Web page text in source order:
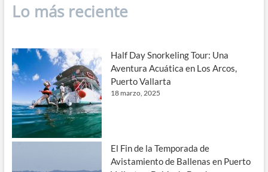
Lo más reciente
Half Day Snorkeling Tour: Una
Aventura Acuática en Los Arcos,
Puerto Vallarta
18 marzo, 2025
El Fin de la Temporada de
Avistamiento de Ballenas en Puerto